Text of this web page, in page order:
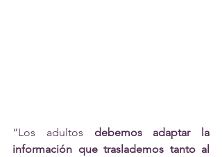
“Los adultos debemos adaptar la
información que traslademos tanto al